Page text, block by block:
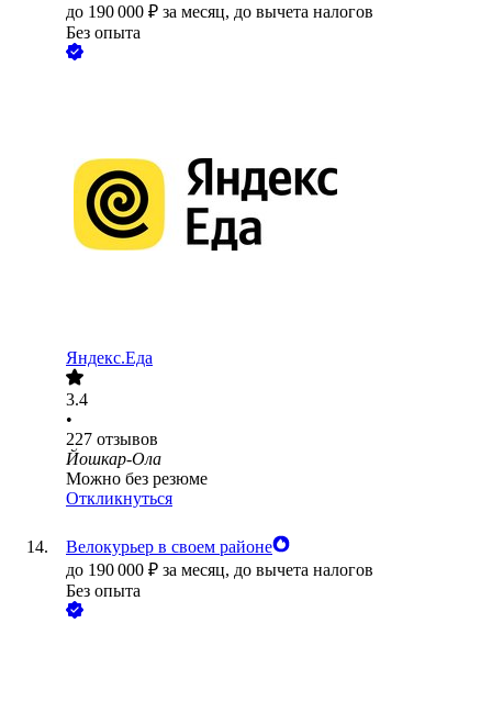
до 190 000 ₽ за месяц, до вычета налогов
Без опыта
Яндекс.Еда
3.4
•
227 отзывов
Йошкар-Ола
Можно без резюме
Откликнуться
Велокурьер в своем районе
до 190 000 ₽ за месяц, до вычета налогов
Без опыта